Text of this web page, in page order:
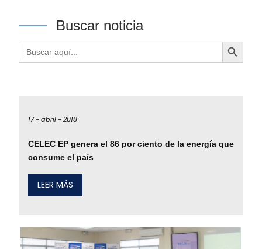
Buscar noticia
Buscar: Botón de búsqueda
17 -abril -2018
CELEC EP genera el 86 por ciento de la energía que
consume el país
LEER MÁS